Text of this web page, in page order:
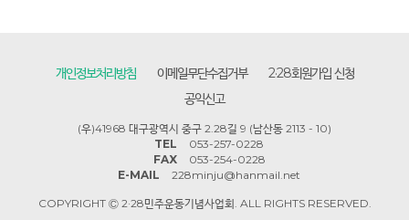
개인정보처리방침 이메일무단수집거부
2·28회원가입 신청
공익신고
(우)41968 대구광역시 중구 2.28길 9 (남산동 2113 - 10)
TEL
053-257-0228
FAX
053-254-0228
E-MAIL
228minju@hanmail.net
COPYRIGHT Ⓒ 2·28민주운동기념사업회. ALL RIGHTS RESERVED.